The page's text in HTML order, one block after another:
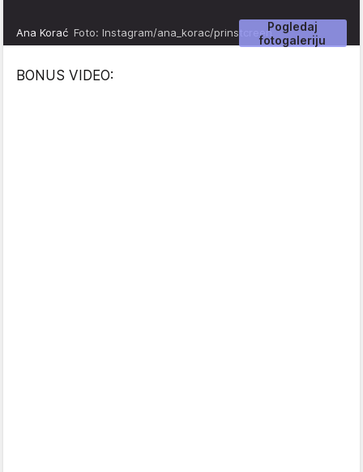
Pogledaj
fotogaleriju
Ana Korać Foto: Instagram/ana_korac/prinstcreen
BONUS VIDEO: